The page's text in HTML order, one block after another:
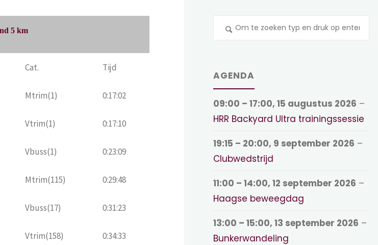
5 km
Cat. Tijd
Mtrim(1) 0:17:02
Vtrim(1) 0:17:10
Vbuss(1) 0:23:09
Mtrim(115) 0:29:48
Vbuss(17) 0:31:23
Vtrim(158) 0:34:33
AGENDA
09:00 – 17:00,15 augustus 2026 –
HRR Backyard Ultra trainingssessie
19:15 – 20:00, 9 september 2026 –
Clubwedstrijd
11:00 – 14:00,12 september 2026 –
Haagse beweegdag
13:00 – 15:00,13 september 2026 –
Bunkerwandeling